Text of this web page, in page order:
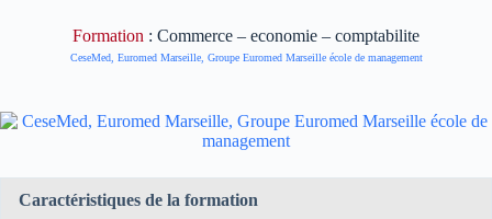
Formation : Commerce – economie – comptabilite
CeseMed, Euromed Marseille, Groupe Euromed Marseille école de management
Caractéristiques de la formation